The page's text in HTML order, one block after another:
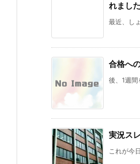
れまし
最近、し
合格へ
後、1週
実況ス
これが今